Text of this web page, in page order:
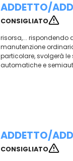
ADDETTO/
CONSIGLIATO
risorsa,... rispondendo
manutenzione
particolare, svolgerà
automatiche e
ADDETTO/
CONSIGLIATO